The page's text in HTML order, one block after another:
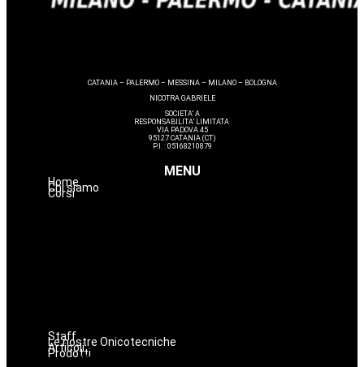
CATANIA – PALERMO – MESSINA – MILANO – BOLOGNA
NICOTRA GABRIELE
SOCIETA’ A
RESPONSABILITA’ LIMITATA
VIA PADOVA 45
95127 CATANIA (CT)
P.I. : 05168210879
MENU
Home
Chi siamo
Corsi
Staff
Le nostre Onicotecniche
Articoli
ProdottiOniconails